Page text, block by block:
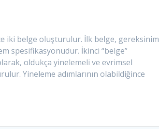
iki belge oluşturulur. İlk belge, gereksinim
spesifikasyonudur. İkinci “belge”
oldukça yinelemeli ve evrimsel
Yineleme adımlarının olabildiğince